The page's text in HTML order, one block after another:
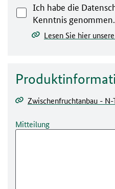
Ich habe die
Kenntnis genommen.
Lesen Sie hier
Zwischenfruchtanbau - N-
Mitteilung